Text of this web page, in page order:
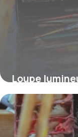
Loupe
usages et
26 février 2026